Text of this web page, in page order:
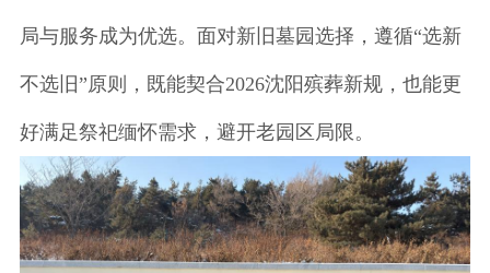
局与服务成为优选。面对新旧墓园选择，遵循“选新
不选旧”原则，既能契合2026沈阳殡葬新规，也能更
好满足祭祀缅怀需求，避开老园区局限。